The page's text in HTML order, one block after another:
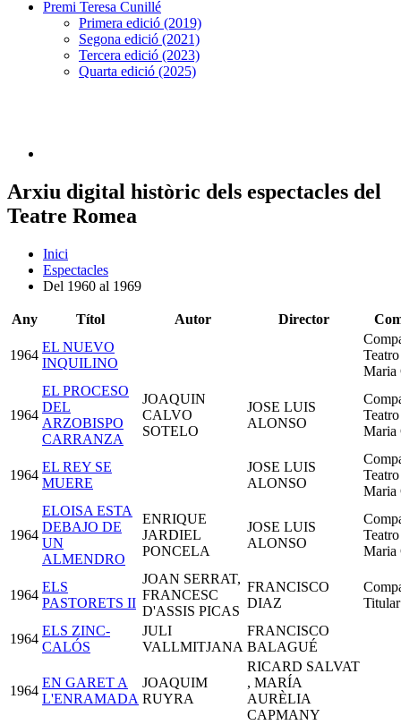
Premi Teresa Cunillé
Primera edició (2019)
Segona edició (2021)
Tercera edició (2023)
Quarta edició (2025)
Arxiu digital històric dels espectacles del
Teatre Romea
Inici
Espectacles
Del 1960 al 1969
Any Títol Autor Director
1964
EL NUEVO
INQUILINO
Maria
1964
EL PROCESO
DEL
ARZOBISPO
CARRANZA
JOAQUIN
CALVO
SOTELO
JOSE LUIS
ALONSO
Maria
1964
EL REY SE
MUERE
JOSE LUIS
ALONSO
Maria
1964
ELOISA ESTA
DEBAJO DE
UN
ALMENDRO
ENRIQUE
JARDIEL
PONCELA
JOSE LUIS
ALONSO
Maria
1964
ELS
PASTORETS II
JOAN SERRAT,
FRANCESC
D'ASSIS PICAS
FRANCISCO
DIAZ
1964
ELS ZINC-
CALÓS
JULI
VALLMITJANA
FRANCISCO
BALAGUÉ
1964
EN GARET A
L'ENRAMADA
JOAQUIM
RUYRA
RICARD SALVAT
, MARÍA
AURÈLIA
CAPMANY